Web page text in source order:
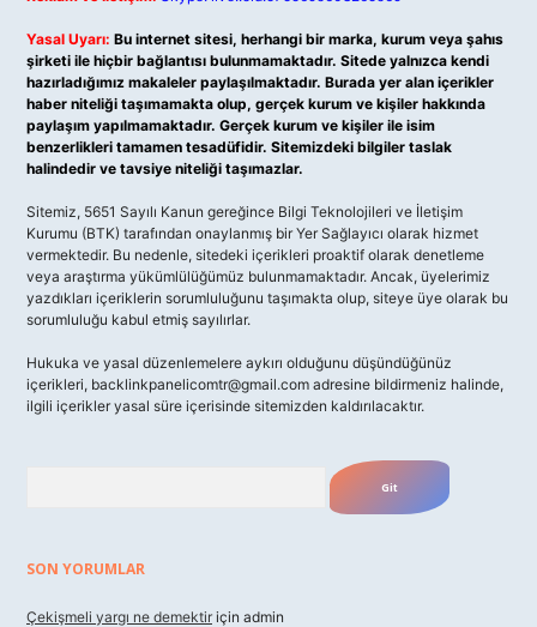
Yasal Uyarı: Bu internet sitesi, herhangi bir marka, kurum veya şahıs
şirketi ile hiçbir bağlantısı bulunmamaktadır. Sitede yalnızca kendi
hazırladığımız makaleler paylaşılmaktadır. Burada yer alan içerikler
haber niteliği taşımamakta olup, gerçek kurum ve kişiler hakkında
paylaşım yapılmamaktadır. Gerçek kurum ve kişiler ile isim
benzerlikleri tamamen tesadüfidir. Sitemizdeki bilgiler taslak
halindedir ve tavsiye niteliği taşımazlar.
Sitemiz, 5651 Sayılı Kanun gereğince Bilgi Teknolojileri ve İletişim
Kurumu (BTK) tarafından onaylanmış bir Yer Sağlayıcı olarak hizmet
vermektedir. Bu nedenle, sitedeki içerikleri proaktif olarak denetleme
veya araştırma yükümlülüğümüz bulunmamaktadır. Ancak, üyelerimiz
yazdıkları içeriklerin sorumluluğunu taşımakta olup, siteye üye olarak bu
sorumluluğu kabul etmiş sayılırlar.
Hukuka ve yasal düzenlemelere aykırı olduğunu düşündüğünüz
içerikleri, backlinkpanelicomtr@gmail.com adresine bildirmeniz halinde,
ilgili içerikler yasal süre içerisinde sitemizden kaldırılacaktır.
SON YORUMLAR
Çekişmeli yargı ne demektir için admin